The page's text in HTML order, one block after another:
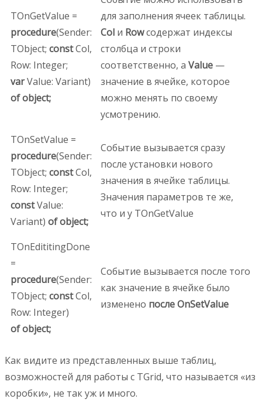
TOnGetValue =
procedure(Sender:
TObject; constCol,
Row: Integer;
varValue: Variant)
of object;
для заполнения ячеек таблицы.
Col и Rowсодержат индексы
столбца и строки
соответственно, а Value —
значение в ячейке, которое
можно менять по своему
усмотрению.
TOnSetValue =
procedure(Sender:
TObject; constCol,
Row: Integer;
constValue:
Variant) of object;
Событие вызывается сразу
после установки нового
значения в ячейке таблицы.
Значения параметров те же,
что и у TOnGetValue
TOnEdititingDone
=
procedure(Sender:
TObject; constCol,
Row: Integer)
of object;
Событие вызывается после того
как значение в ячейке было
изменено после OnSetValue
Как видите из представленных выше таблиц,
возможностей для работы с TGrid, что называется «из
коробки», не так уж и много.